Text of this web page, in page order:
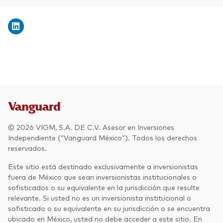
© 2026 VIGM, S.A. DE C.V. Asesor en Inversiones
Independiente (“Vanguard México”). Todos los derechos
reservados.
Este sitio está destinado exclusivamente a inversionistas
fuera de México que sean inversionistas institucionales o
sofisticados o su equivalente en la jurisdicción que resulte
relevante. Si usted no es un inversionista institucional o
sofisticado o su equivalente en su jurisdicción o se encuentra
ubicado en México, usted no debe acceder a este sitio. En